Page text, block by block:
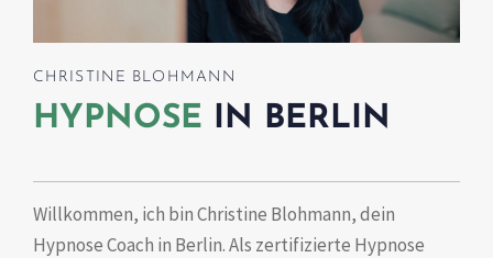
CHRISTINE BLOHMANN
HYPNOSE IN BERLIN
Willkommen, ich bin Christine Blohmann, dein
Hypnose Coach in Berlin. Als zertifizierte Hypnose